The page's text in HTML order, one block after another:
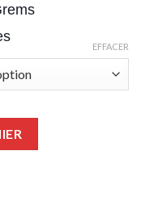
EFFACER